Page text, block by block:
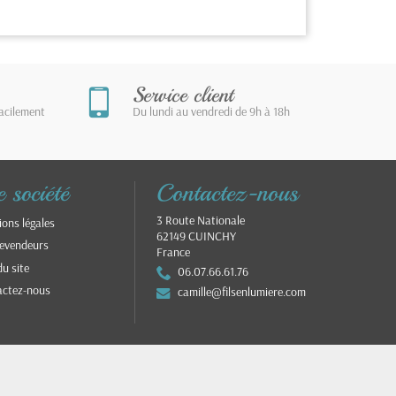
Service client
Du lundi au vendredi de 9h à 18h
société
légales
site
nous
Contactez-nous
3 Route Nationale
62149 CUINCHY
France
06.07.66.61.76
camille@filsenlumiere.com